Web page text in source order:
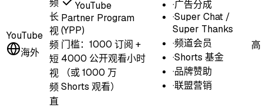
YouTube
海外
长
视
频
短
视
频
直
YouTube
Partner Program
(YPP)
门槛： 1000 订阅 +
4000 公开观看小时
（或 1000 万
Shorts 观看）
·广告分成
·Super Chat /
Super Thanks
·频道会员
·Shorts 基金
·品牌赞助
·联盟营销
高